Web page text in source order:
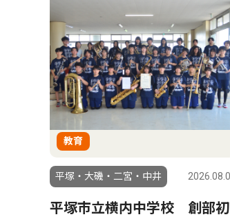
教育
平塚・大磯・二宮・中井
平塚市立横内中学校 創部初